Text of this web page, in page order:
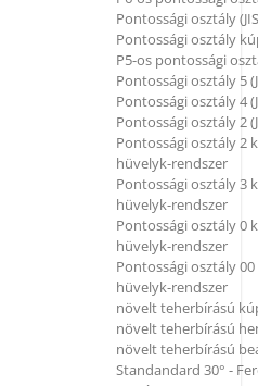
Pontossági osztály
Pontossági osztály
P5-os pontossági
Pontossági osztály 5
Pontossági osztály 4
Pontossági osztály 2
Pontossági osztály 2
hüvelyk-rendszer
Pontossági osztály 3
hüvelyk-rendszer
Pontossági osztály 0
hüvelyk-rendszer
Pontossági osztály
hüvelyk-rendszer
növelt teherbírású
növelt teherbírású
növelt teherbírású
Standandard 30° -